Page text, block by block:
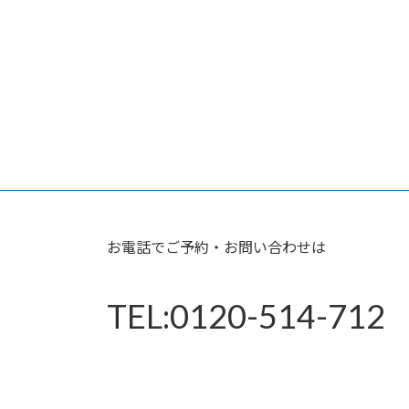
お電話でご予約・お問い合わせは
TEL:0120-514-712